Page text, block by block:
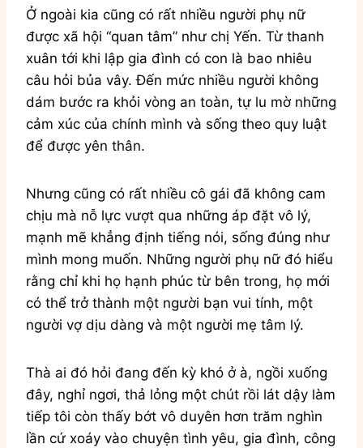
Ở ngoài kia cũng có rất nhiều người phụ nữ
được xã hội “quan tâm” như chị Yến. Từ thanh
xuân tới khi lập gia đình có con là bao nhiêu
câu hỏi bủa vây. Đến mức nhiều người không
dám bước ra khỏi vòng an toàn, tự lu mờ những
cảm xúc của chính mình và sống theo quy luật
để được yên thân.
Nhưng cũng có rất nhiều cô gái đã không cam
chịu mà nỗ lực vượt qua những áp đặt vô lý,
mạnh mẽ khẳng định tiếng nói, sống đúng như
mình mong muốn. Những người phụ nữ đó hiểu
rằng chỉ khi họ hạnh phúc từ bên trong, họ mới
có thể trở thành một người bạn vui tính, một
người vợ dịu dàng và một người mẹ tâm lý.
Thà ai đó hỏi đang đến kỳ khó ở à, ngồi xuống
đây, nghỉ ngơi, thả lỏng một chút rồi lát dậy làm
tiếp tôi còn thấy bớt vô duyên hơn trăm nghìn
lần cứ xoáy vào chuyện tình yêu, gia đình, công